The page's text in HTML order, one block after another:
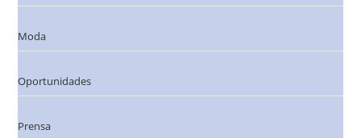
Moda
Oportunidades
Prensa